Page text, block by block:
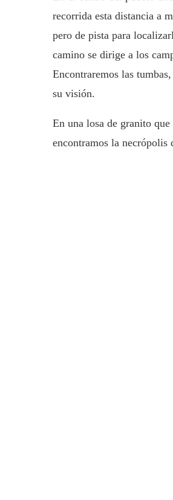
recorrida esta distancia a
pero de pista para
camino se dirige a los
Encontraremos las
su visión.
En una losa de granito
encontramos la necrópolis